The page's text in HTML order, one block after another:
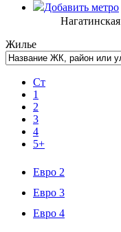
Добавить метро
Нагатинская
Жилье
Ст
1
2
3
4
5+
Евро 2
Евро 3
Евро 4